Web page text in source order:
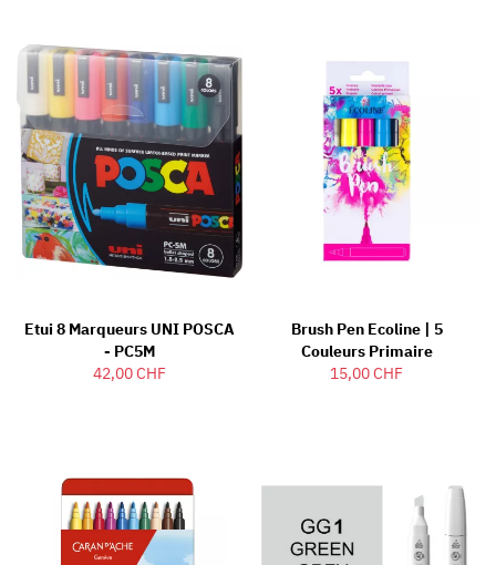
Etui 8 Marqueurs UNI POSCA
- PC5M
42,00 CHF
Brush Pen Ecoline | 5
Couleurs Primaire
15,00 CHF